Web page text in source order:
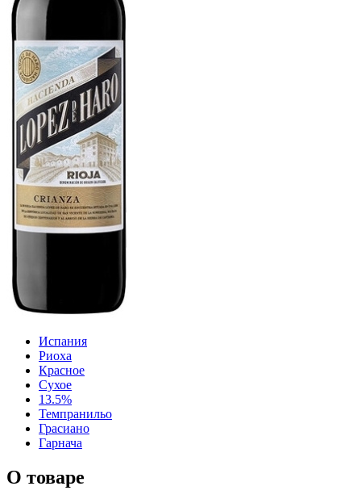
Испания
Риоха
Красное
Сухое
13.5%
Темпранильо
Грасиано
Гарнача
О товаре